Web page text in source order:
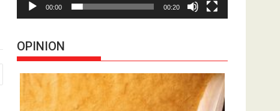
00:00 00:20
OPINION